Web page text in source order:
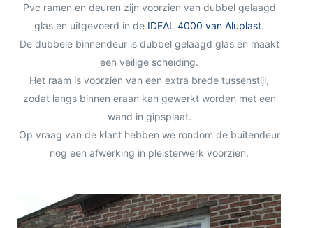
Pvc ramen en deuren zijn voorzien van dubbel gelaagd
glas en uitgevoerd in de IDEAL 4000 van Aluplast.
De dubbele binnendeur is dubbel gelaagd glas en maakt
een veilige scheiding.
Het raam is voorzien van een extra brede tussenstijl,
zodat langs binnen eraan kan gewerkt worden met een
wand in gipsplaat.
Op vraag van de klant hebben we rondom de buitendeur
nog een afwerking in pleisterwerk voorzien.